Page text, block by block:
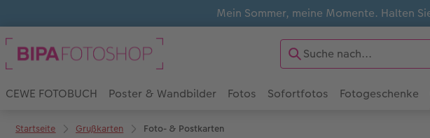
Mein Sommer, meine Momente. Halten
CEWE FOTOBUCH Poster & Wandbilder Fotos Sofortfotos Fotogeschenke
Startseite Grußkarten Foto- & Postkarten